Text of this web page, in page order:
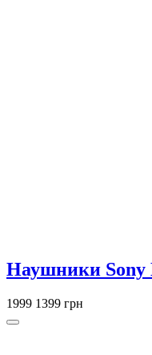
Наушники Sony
1999 1399 грн